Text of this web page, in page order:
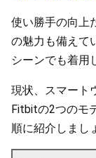
使い勝手の向上
の魅力も備えて
シーンでも着用
現状、スマート
Fitbitの2つのモ
順に紹介しまし